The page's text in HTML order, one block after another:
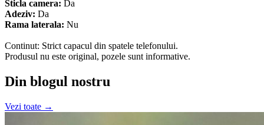
Sticla camera: Da
Adeziv: Da
Rama laterala: Nu
Continut: Strict capacul din spatele telefonului.
Produsul nu este original, pozele sunt informative.
Din blogul nostru
Vezi toate →